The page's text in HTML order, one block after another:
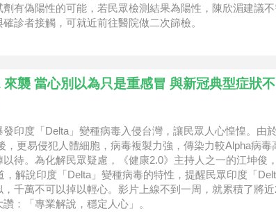
有偽陽性的可能，若民眾檢測結果為陽性，陳欣湄建議
診者接觸，可就近前往醫院做二次篩檢。
襲 當心別以為只是重感冒 與新冠典型症狀
印度「Delta」變種病毒入侵台灣，讓民眾人心惶惶。由
，更易侵犯人體細胞，病毒複製力強，傳染力較Alpha病毒
待。為化解民眾疑慮，《健康2.0》主持人之一的江坤俊
，解說印度「Delta」變種病毒的特性，提醒民眾印度「
千萬不可以掉以輕心。影片上線不到一周，就累積了將
：「專業解說，穩定人心」。